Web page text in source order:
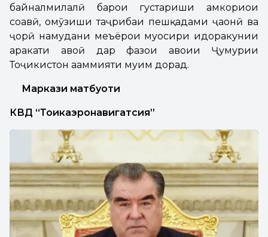
байналмилалӣ барои густариши ҳамкориҳои
соҳавӣ, омӯзиши таҷрибаи пешқадами ҷаҳонӣ ва
ҷорӣ намудани меъёрҳои муосири идоракунии
ҳаракати ҳавоӣ дар фазои ҳавоии Ҷумҳурии
Тоҷикистон аҳаммияти муҳим дорад.
Маркази матбуоти
КВД “Тоҷикаэронавигатсия”